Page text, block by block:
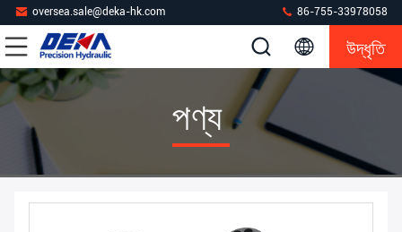
oversea.sale@deka-hk.com 86-755-33978058
উদ্ধৃতি
পণ্য